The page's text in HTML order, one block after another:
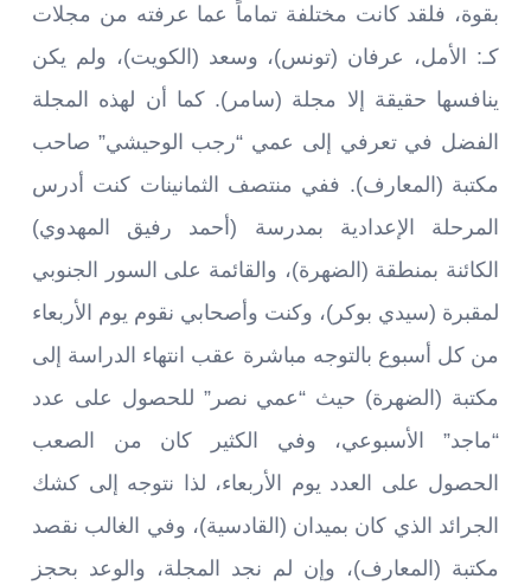
بقوة، فلقد كانت مختلفة تماماً عما عرفته من مجلات
كـ: الأمل، عرفان (تونس)، وسعد (الكويت)، ولم يكن
ينافسها حقيقة إلا مجلة (سامر). كما أن لهذه المجلة
الفضل في تعرفي إلى عمي “رجب الوحيشي” صاحب
مكتبة (المعارف). ففي منتصف الثمانينات كنت أدرس
المرحلة الإعدادية بمدرسة (أحمد رفيق المهدوي)
الكائنة بمنطقة (الضهرة)، والقائمة على السور الجنوبي
لمقبرة (سيدي بوكر)، وكنت وأصحابي نقوم يوم الأربعاء
من كل أسبوع بالتوجه مباشرة عقب انتهاء الدراسة إلى
مكتبة (الضهرة) حيث “عمي نصر” للحصول على عدد
“ماجد” الأسبوعي، وفي الكثير كان من الصعب
الحصول على العدد يوم الأربعاء، لذا نتوجه إلى كشك
الجرائد الذي كان بميدان (القادسية)، وفي الغالب نقصد
مكتبة (المعارف)، وإن لم نجد المجلة، والوعد بحجز